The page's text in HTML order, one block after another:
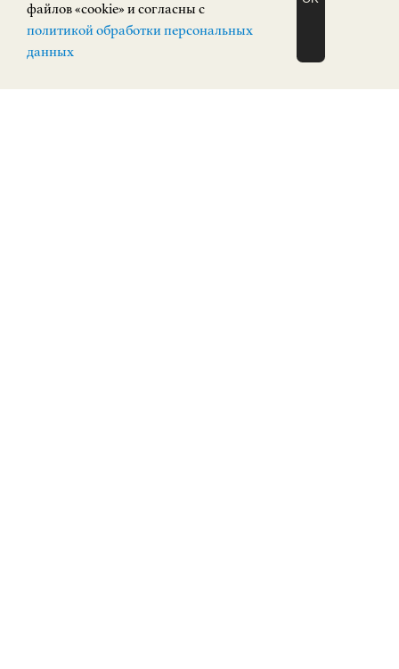
ЗАПИСАТЬСЯ
НА ЭКСКУРСИЮ
файлов «cookie» и согласны с
политикой обработки персональных
данных